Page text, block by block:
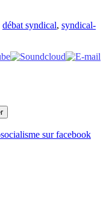
débat syndical, syndical-